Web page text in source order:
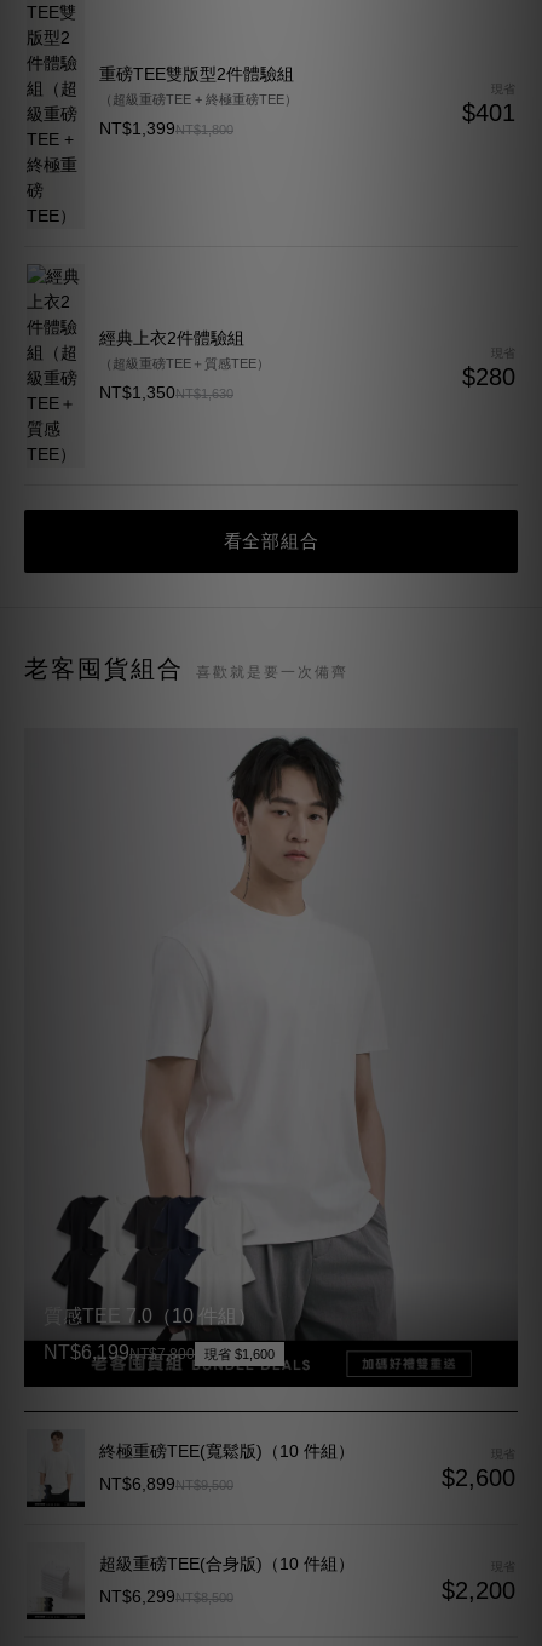
重磅TEE雙版型2件體驗組
（超級重磅TEE + 終極重磅TEE）
NT$1,399NT$1,800
現省
$401
經典上衣2件體驗組
（超級重磅TEE＋質感TEE）
NT$1,350NT$1,630
現省
$280
看全部組合
老客囤貨組合 喜歡就是要一次備齊
質感TEE 7.0（10 件組）
NT$6,199NT$7,800 現省 $1,600
終極重磅TEE(寬鬆版)（10 件組）
NT$6,899NT$9,500
現省
$2,600
超級重磅TEE(合身版)（10 件組）
NT$6,299NT$8,500
現省
$2,200